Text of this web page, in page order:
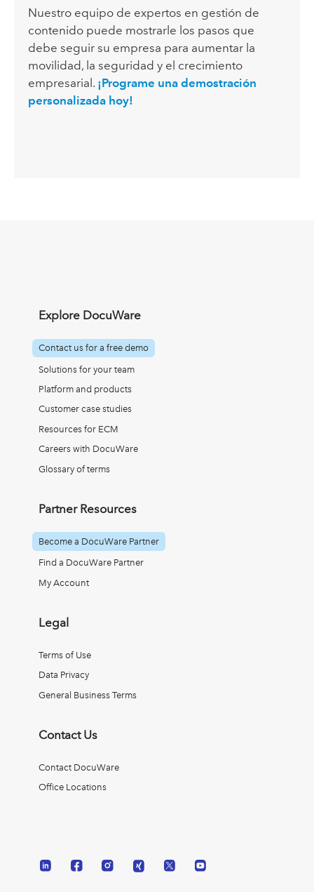
Nuestro equipo de expertos en gestión de
contenido puede mostrarle los pasos que
debe seguir su empresa para aumentar la
movilidad, la seguridad y el crecimiento
empresarial. ¡Programe una demostración
personalizada hoy!
Explore DocuWare
Contact us for a free demo
Solutions for your team
Platform and products
Customer case studies
Resources for ECM
Careers with DocuWare
Glossary of terms
Partner Resources
Become a DocuWare Partner
Find a DocuWare Partner
My Account
Legal
Terms of Use
Data Privacy
General Business Terms
Contact Us
Contact DocuWare
Office Locations